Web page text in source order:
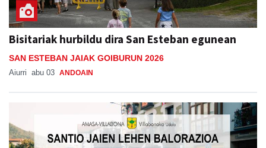
Bisitariak hurbildu dira San Esteban egunean
SAN ESTEBAN JAIAK GOIBURUN 2026
Aiurri abu 03 ANDOAIN